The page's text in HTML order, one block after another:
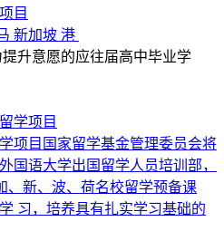
目
新加坡 港
升意愿的应往届高中毕业学
项目国家留学基金管理委员会将
国语大学出国留学人员培训部，
、新、波、荷名校留学预备课
习，培养具有扎实学习基础的